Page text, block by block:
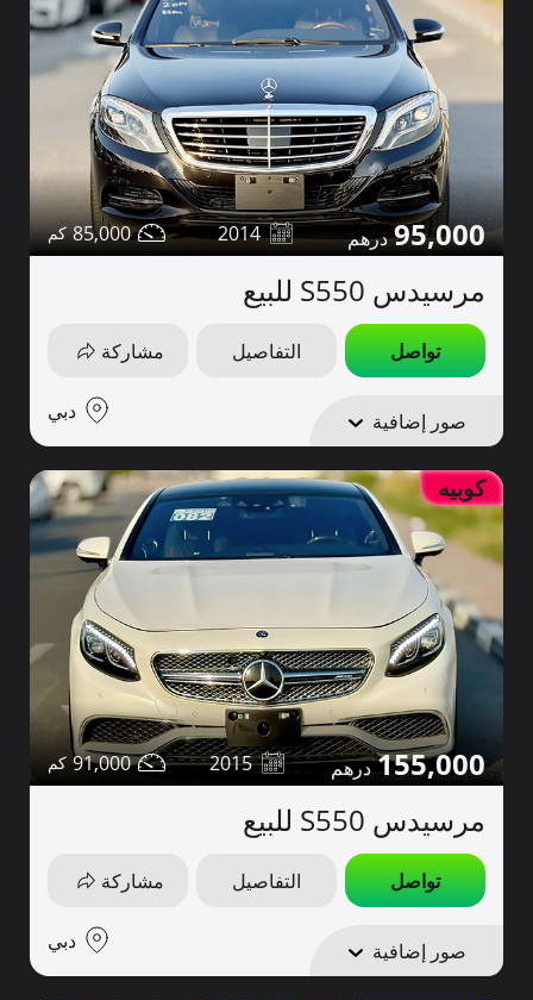
95,000
2014
85,000
مرسيدس S550 للبيع
تواصل التفاصيل مشاركة
صور إضافية دبي
كوبيه
155,000
2015
91,000
مرسيدس S550 للبيع
تواصل التفاصيل مشاركة
صور إضافية دبي